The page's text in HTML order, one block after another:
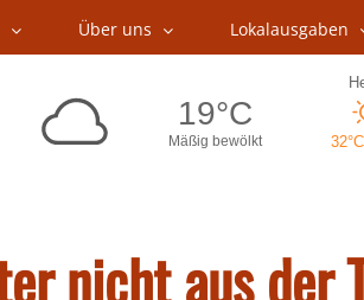
Über uns Lokalausgaben
nicht aus der